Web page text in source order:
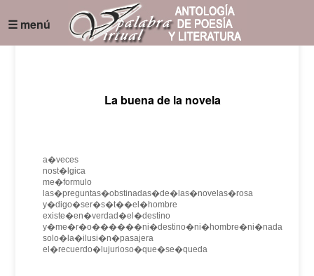
☰ menú
La buena de la novela
a�veces
nost�lgica
me�formulo
las�preguntas�obstinadas�de�las�novelas�rosa
y�digo�ser�s�t��el�hombre
existe�en�verdad�el�destino
y�me�r�o������ni�destino�ni�hombre�ni�nada
solo�la�ilusi�n�pasajera
el�recuerdo�lujurioso�que�se�queda